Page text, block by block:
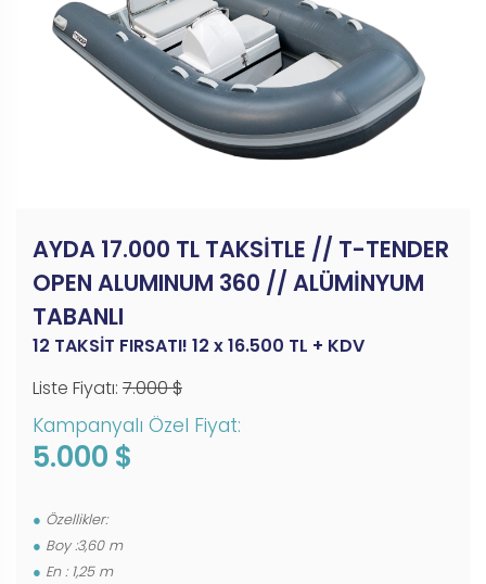
AYDA 17.000 TL TAKSİTLE // T-TENDER
OPEN ALUMINUM 360 // ALÜMİNYUM
TABANLI
12 TAKSİT FIRSATI! 12 x 16.500 TL + KDV
Liste Fiyatı: 7.000 $
Kampanyalı Özel Fiyat:
5.000 $
Özellikler:
Boy :3,60 m
En : 1,25 m